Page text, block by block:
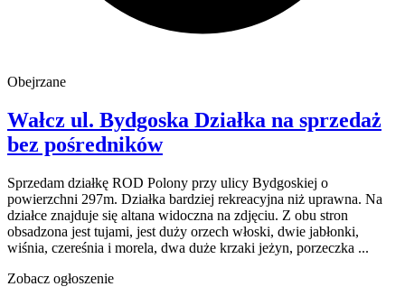
Obejrzane
Wałcz ul. Bydgoska Działka na sprzedaż
bez pośredników
Sprzedam działkę ROD Polony przy ulicy Bydgoskiej o
powierzchni 297m. Działka bardziej rekreacyjna niż uprawna. Na
działce znajduje się altana widoczna na zdjęciu. Z obu stron
obsadzona jest tujami, jest duży orzech włoski, dwie jabłonki,
wiśnia, czereśnia i morela, dwa duże krzaki jeżyn, porzeczka ...
Zobacz ogłoszenie